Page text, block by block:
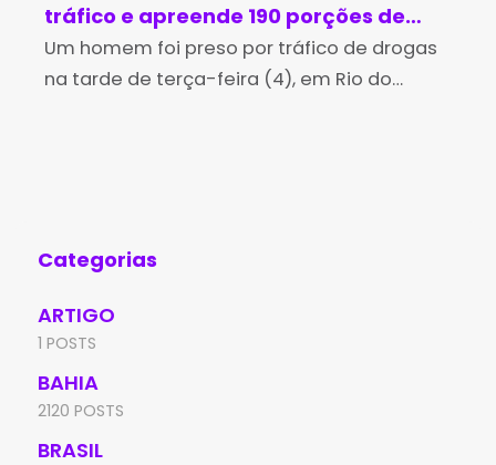
tráfico e apreende 190 porções de
cocaína em Rio do Pires
Um homem foi preso por tráfico de drogas
na tarde de terça-feira (4), em Rio do
Categorias
ARTIGO
1 POSTS
BAHIA
2120 POSTS
BRASIL